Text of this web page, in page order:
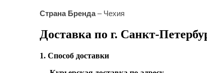
Страна Бренда– Чехия
Доставка по г. Санкт-
1. Способ доставки